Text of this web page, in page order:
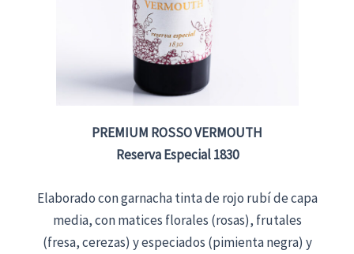
PREMIUM ROSSO VERMOUTH
Reserva Especial 1830
Elaborado con garnacha tinta de rojo rubí de capa
media, con matices florales (rosas), frutales
(fresa, cerezas) y especiados (pimienta negra) y